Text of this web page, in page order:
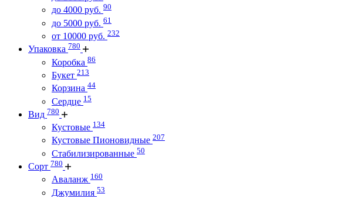
до 4000 руб. 90
до 5000 руб. 61
от 10000 руб. 232
Упаковка 780
Коробка 86
Букет 213
Корзина 44
Сердце 15
Вид 780
Кустовые 134
Кустовые Пионовидные 207
Стабилизированные 50
Сорт 780
Аваланж 160
Джумилия 53